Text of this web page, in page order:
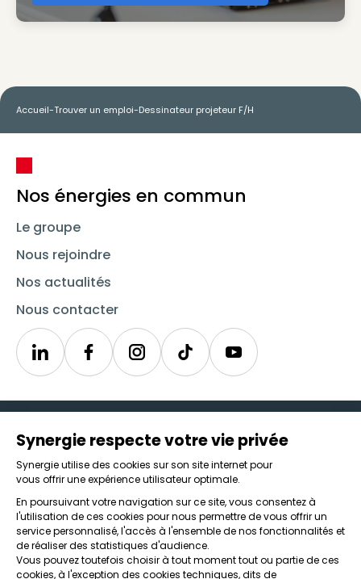
Accueil-Trouver un emploi-Dessinateur projeteur F/H
Nos énergies en commun
Le groupe
Nous rejoindre
Nos actualités
Nous contacter
LinkedinSynergieInstagramTikTok Youtube
Icône d'illustration
Candidats
Entreprises
Icône d'illustration
Nos agences
Icône d'illustration
Conditions générales d'utilisation et mentions légales
Protection des données